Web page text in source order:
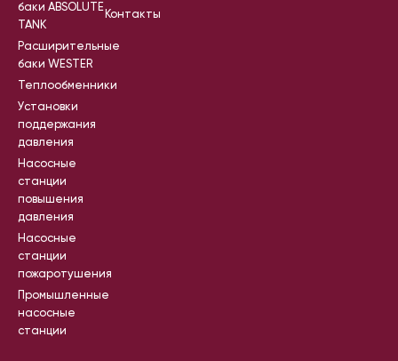
баки ABSOLUTE
TANK
Расширительные
баки WESTER
Теплообменники
Установки
поддержания
давления
Насосные
станции
повышения
давления
Насосные
станции
пожаротушения
Промышленные
насосные
станции
Контакты